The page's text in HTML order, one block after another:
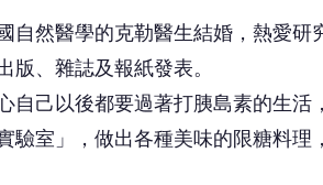
自然醫學的克勒醫生結婚，熱愛研
、雜誌及報紙發表。
自己以後都要過著打胰島素的生活
驗室」，做出各種美味的限糖料理